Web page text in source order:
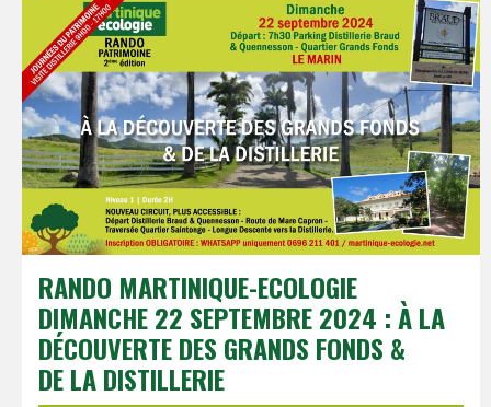
RANDO MARTINIQUE-ECOLOGIE
DIMANCHE 22 SEPTEMBRE 2024 : À LA
DÉCOUVERTE DES GRANDS FONDS &
DE LA DISTILLERIE